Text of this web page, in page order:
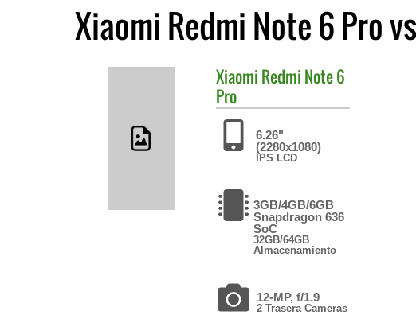
Xiaomi Redmi Note 6 Pro
Xiaomi Redmi Note 6
Pro
6.26"
(2280x1080)
IPS LCD
3GB/4GB/6GB
Snapdragon 636
SoC
32GB/64GB
Almacenamiento
12-MP, f/1.9
2 Trasera Cameras